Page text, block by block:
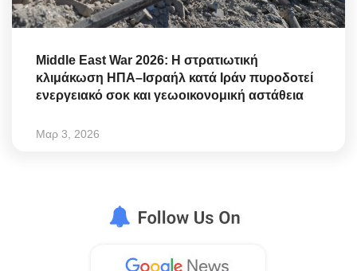
Middle East War 2026: Η στρατιωτική
κλιμάκωση ΗΠΑ–Ισραήλ κατά Ιράν πυροδοτεί
ενεργειακό σοκ και γεωοικονομική αστάθεια
Μαρ 3, 2026